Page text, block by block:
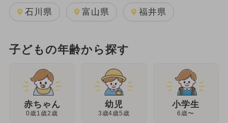
石川県 富山県 福井県
子どもの年齢から探す
赤ちゃん
0歳1歳2歳
幼児
3歳4歳5歳
小学生
6歳〜